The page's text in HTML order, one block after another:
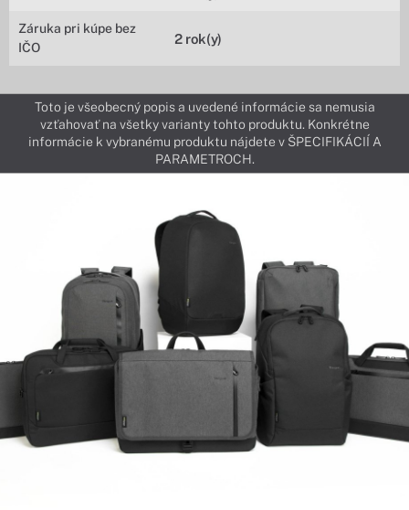
Záruka pri kúpe bez
IČO
2 rok(y)
Toto je všeobecný popis a uvedené informácie sa nemusia
vzťahovať na všetky varianty tohto produktu. Konkrétne
informácie k vybranému produktu nájdete v ŠPECIFIKÁCIÍ A
PARAMETROCH.